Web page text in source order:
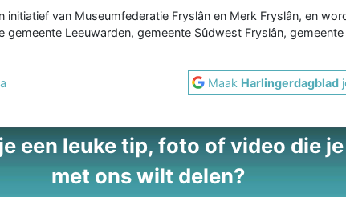
initiatief van Museumfederatie Fryslân en Merk Fryslân, en
gemeente Leeuwarden, gemeente Sûdwest Fryslân, gemeente
Maak Harlingerdagblad
een leuke tip, foto of video die je
met ons wilt delen?